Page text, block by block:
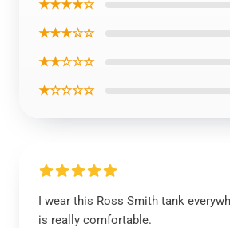
★★★★☆
★★★☆☆
★★☆☆☆
★☆☆☆☆
I wear this Ross Smith tank
is really comfortable.